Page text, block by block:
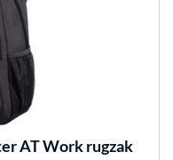
AT Work rugzak